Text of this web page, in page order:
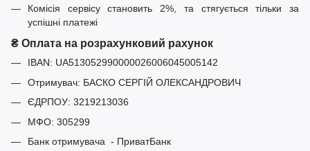
Комісія сервісу становить 2%, та стягується тільки за
успішні платежі
₴ Оплата на розрахунковий рахунок
IBAN: UA513052990000026006045005142
Отримувач: БАСКО СЕРГІЙ ОЛЕКСАНДРОВИЧ
ЄДРПОУ: 3219213036
МФО: 305299
Банк отримувача - ПриватБанк